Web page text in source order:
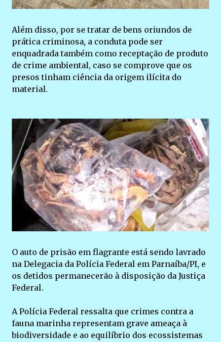
Além disso, por se tratar de bens oriundos de
prática criminosa, a conduta pode ser
enquadrada também como receptação de produto
de crime ambiental, caso se comprove que os
presos tinham ciência da origem ilícita do
material.
O auto de prisão em flagrante está sendo lavrado
na Delegacia da Polícia Federal em Parnaíba/PI, e
os detidos permanecerão à disposição da Justiça
Federal.
A Polícia Federal ressalta que crimes contra a
fauna marinha representam grave ameaça à
biodiversidade e ao equilíbrio dos ecossistemas